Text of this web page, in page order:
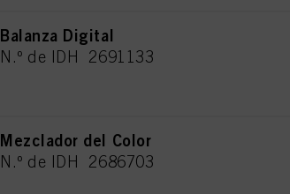
Balanza Digital
N.º de IDH 2691133
Mezclador del Color
N.º de IDH 2686703